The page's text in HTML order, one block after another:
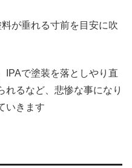
が垂れる寸前を目安に吹
IPAで塗装を落としやり直
れるなど、悲惨な事になり
いきます